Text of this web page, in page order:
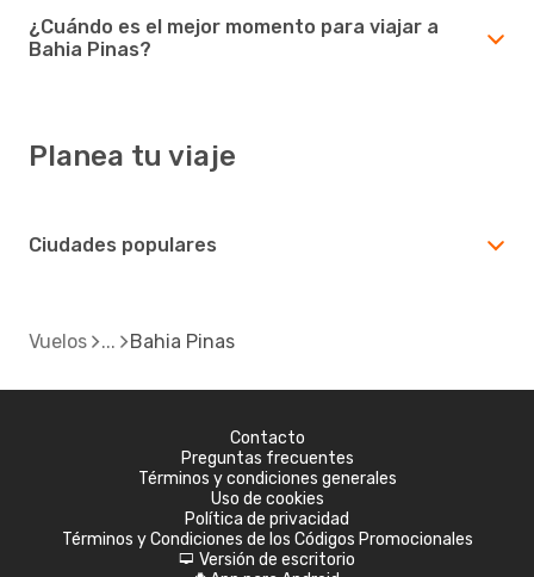
¿Cuándo es el mejor momento para viajar a
Bahia Pinas?
Planea tu viaje
Ciudades populares
Vuelos Bahia Pinas
Contacto
Preguntas frecuentes
Términos y condiciones generales
Uso de cookies
Política de privacidad
Términos y Condiciones de los Códigos Promocionales
d Versión de escritorio